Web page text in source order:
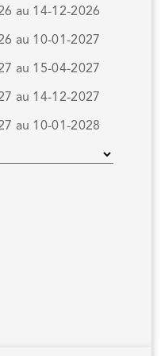
au 14-12-2026
au 10-01-2027
au 15-04-2027
au 14-12-2027
au 10-01-2028